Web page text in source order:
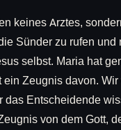
keines Arztes,
Sünder zu rufen und
selbst. Maria hat
ein Zeugnis davon.
das Entscheidende
von dem Gott,